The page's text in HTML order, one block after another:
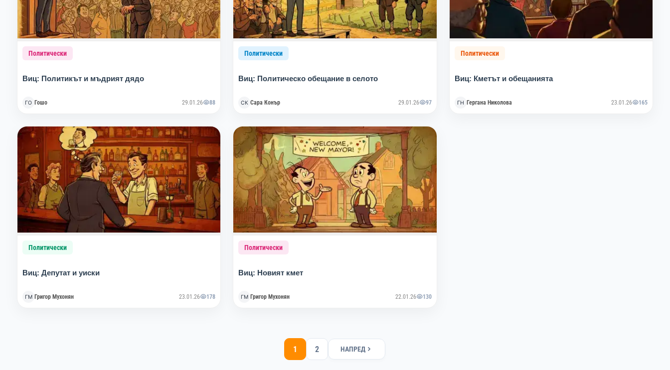
Политически
Виц: Политикът и мъдрият дядо
Гошо 29.01.26 88
Политически
Виц: Политическо обещание в селото
Сара Конър 29.01.26 97
Политически
Виц: Кметът и обещанията
Гергана Николова 23.01.26 165
Политически
Виц: Депутат и уиски
Григор Мухонян 23.01.26 178
Политически
Виц: Новият кмет
Григор Мухонян 22.01.26 130
1 2 НАПРЕД